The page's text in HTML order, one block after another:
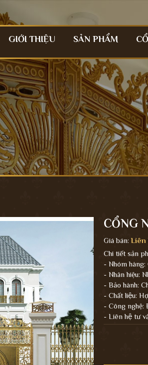
GIỚI THIỆU SẢN PHẨM
CỔNG
Giá bán:Liên
Chi tiết sản
- Nhóm
- Nhãn hiệu:
- Bảo hành:
- Chất liệu:
- Công nghệ:
- Liên hệ tư